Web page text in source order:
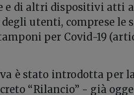
e di altri dispositivi atti
utenti, comprese le
per Covid-19
è stato introdotta per
“Rilancio” - già